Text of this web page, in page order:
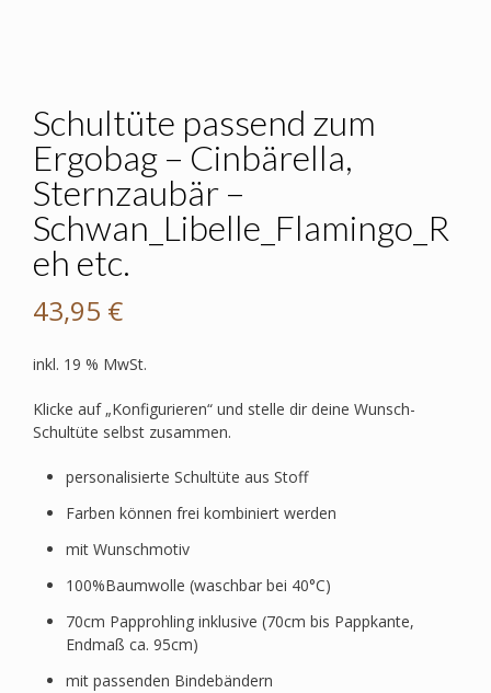
Schultüte passend zum
Ergobag – Cinbärella,
Sternzaubär –
Schwan_Libelle_Flamingo_R
eh etc.
43,95 €
inkl. 19 % MwSt.
Klicke auf „Konfigurieren“ und stelle dir deine Wunsch-
Schultüte selbst zusammen.
personalisierte Schultüte aus Stoff
Farben können frei kombiniert werden
mit Wunschmotiv
100%Baumwolle (waschbar bei 40°C)
70cm Papprohling inklusive (70cm bis Pappkante,
Endmaß ca. 95cm)
mit passenden Bindebändern